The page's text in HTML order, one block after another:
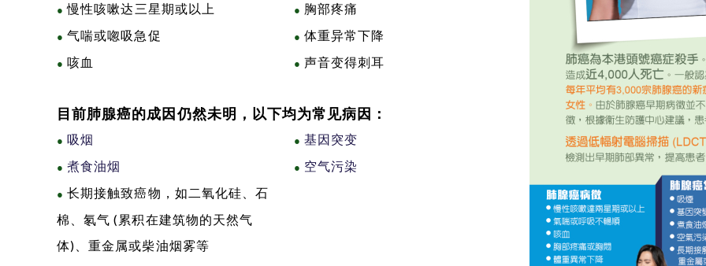
● 慢性咳嗽达三星期或以上 ● 胸部疼痛
●气喘或唿吸急促 ● 体重异常下降
● 咳血 ● 声音变得刺耳
目前肺腺癌的成因仍然未明，以下均为常见病因：
● 吸烟 ●基因突变
●煮食油烟 ● 空气污染
●长期接触致癌物，如二氧化硅、石
棉、氡气 (累积在建筑物的天然气
体)、重金属或柴油烟雾等